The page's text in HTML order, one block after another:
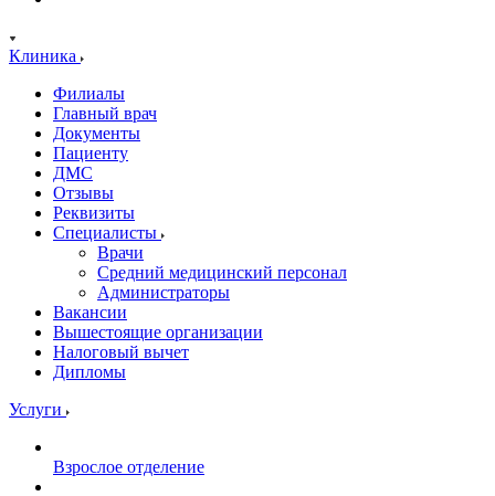
Клиника
Филиалы
Главный врач
Документы
Пациенту
ДМС
Отзывы
Реквизиты
Специалисты
Врачи
Средний медицинский персонал
Администраторы
Вакансии
Вышестоящие организации
Налоговый вычет
Дипломы
Услуги
Взрослое отделение